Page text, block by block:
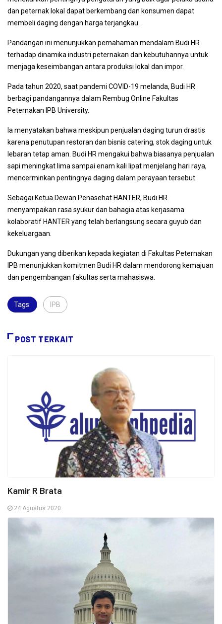
dan peternak lokal dapat berkembang dan konsumen dapat
membeli daging dengan harga terjangkau.
Pandangan ini menunjukkan pemahaman mendalam Budi HR
terhadap dinamika industri peternakan dan kebutuhannya untuk
menjaga keseimbangan antara produksi lokal dan impor.
Pada tahun 2020, saat pandemi COVID-19 melanda, Budi HR
berbagi pandangannya dalam Rembug Online Fakultas
Peternakan IPB University.
Ia menyatakan bahwa meskipun penjualan daging turun drastis
karena penutupan restoran dan bisnis catering, stok daging untuk
lebaran tetap aman. Budi HR mengakui bahwa biasanya penjualan
sapi meningkat lima sampai enam kali lipat menjelang hari raya,
mencerminkan pentingnya daging dalam perayaan tersebut.
Sebagai Ketua Dewan Penasehat HANTER, Budi HR
menyampaikan rasa syukur dan bahagia atas kerjasama
kolaboratif HANTER yang telah berlangsung secara guyub dan
kekeluargaan.
Dukungan yang diberikan kepada kegiatan di Fakultas Peternakan
IPB menunjukkan komitmen Budi HR dalam mendorong kemajuan
dan pengembangan fakultas serta mahasiswa.
Tags: IPB
POST TERKAIT
Kamir R Brata
24 Agustus 2020